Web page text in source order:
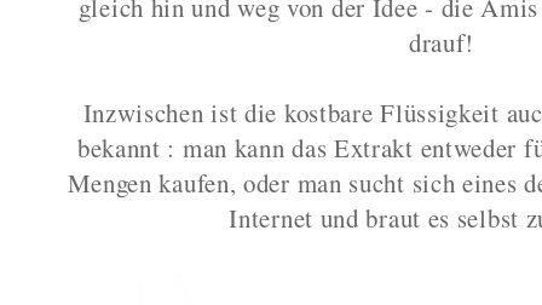
gleich hin und weg von der Idee - die
drauf!
Inzwischen ist die kostbare Flüssigkeit
bekannt : man kann das Extrakt entweder
Mengen kaufen, oder man sucht sich eines
Internet und braut es selbst